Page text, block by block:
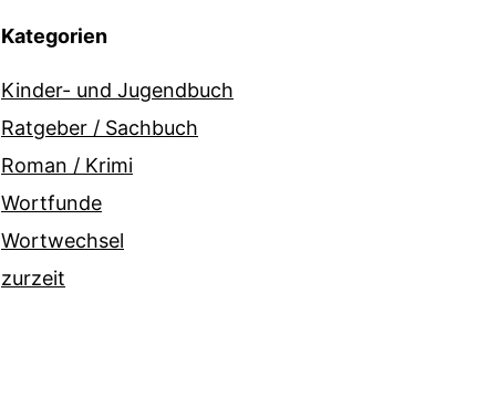
Kategorien
Kinder- und Jugendbuch
Ratgeber / Sachbuch
Roman / Krimi
Wortfunde
Wortwechsel
zurzeit